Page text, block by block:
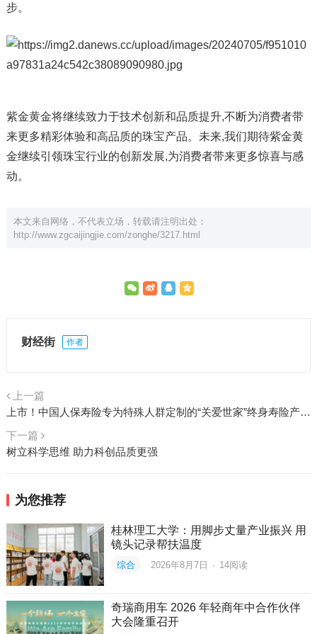
步。
紫金黄金将继续致力于技术创新和品质提升,不断为消费者带
来更多精彩体验和高品质的珠宝产品。未来,我们期待紫金黄
金继续引领珠宝行业的创新发展,为消费者带来更多惊喜与感
动。
本文来自网络，不代表立场，转载请注明出处：
http://www.zgcaijingjie.com/zonghe/3217.html
财经街 作者
上一篇
上市！中国人保寿险专为特殊人群定制的“关爱世家”终身寿险产品来了
下一篇
树立科学思维 助力科创品质更强
为您推荐
桂林理工大学：用脚步丈量产业振兴 用
镜头记录帮扶温度
综合 2026年8月7日 · 14阅读
奇瑞商用车 2026 年轻商年中合作伙伴
大会隆重召开